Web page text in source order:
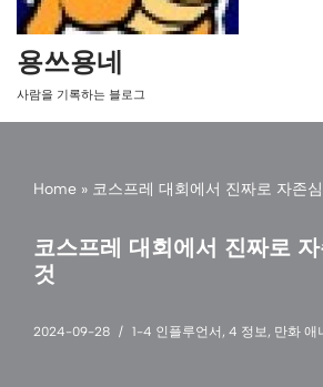
기
용쓰용네
사람을 기록하는 블로그
Home » 코스프레 대회에서 진짜로 자존
코스프레 대회에서 진짜로
것
2024-09-28 1-4 인플루언서 , 4 정보, 만화 애